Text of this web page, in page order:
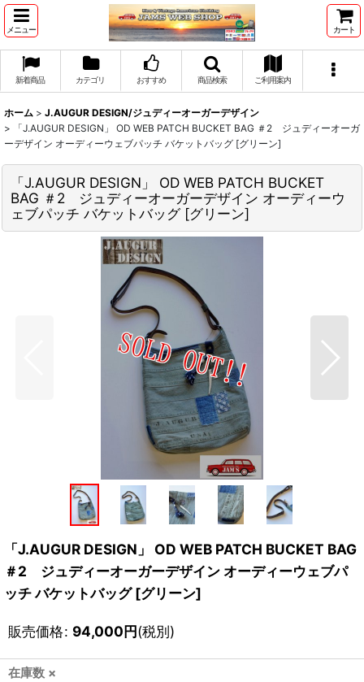
メニュー カート
新着商品 カテゴリ おすすめ 商品検索 ご利用案内
ホーム > J.AUGUR DESIGN/ジュディーオーガーデザイン
>
「J.AUGUR DESIGN」 OD WEB PATCH BUCKET BAG ＃2 ジュディーオーガ
ーデザイン オーディーウェブパッチ バケットバッグ [グリーン]
「J.AUGUR DESIGN」 OD WEB PATCH BUCKET
BAG ＃2 ジュディーオーガーデザイン オーディーウ
ェブパッチ バケットバッグ [グリーン]
「J.AUGUR DESIGN」 OD WEB PATCH BUCKET BAG
＃2 ジュディーオーガーデザイン オーディーウェブパ
ッチ バケットバッグ [グリーン]
販売価格: 94,000円(税別)
在庫数 ×